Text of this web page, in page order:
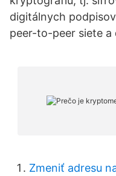
digitálnych
peer-to-peer siete a
Zmeniť adresu